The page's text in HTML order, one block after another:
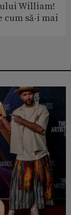
William!
cum să-i mai